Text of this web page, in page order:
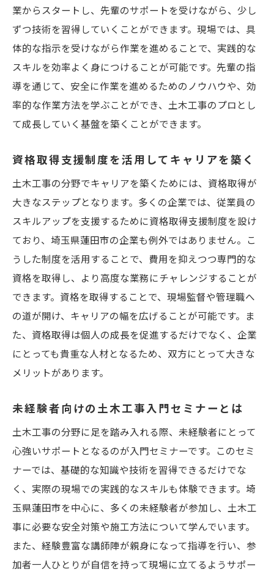
業からスタートし、先輩のサポートを受けながら、少し
ずつ技術を習得していくことができます。現場では、具
体的な指示を受けながら作業を進めることで、実践的な
スキルを効率よく身につけることが可能です。先輩の指
導を通じて、安全に作業を進めるためのノウハウや、効
率的な作業方法を学ぶことができ、土木工事のプロとし
て成長していく基盤を築くことができます。
資格取得支援制度を活用してキャリアを築く
土木工事の分野でキャリアを築くためには、資格取得が
大きなステップとなります。多くの企業では、従業員の
スキルアップを支援するために資格取得支援制度を設け
ており、埼玉県蓮田市の企業も例外ではありません。こ
うした制度を活用することで、費用を抑えつつ専門的な
資格を取得し、より高度な業務にチャレンジすることが
できます。資格を取得することで、現場監督や管理職へ
の道が開け、キャリアの幅を広げることが可能です。ま
た、資格取得は個人の成長を促進するだけでなく、企業
にとっても貴重な人材となるため、双方にとって大きな
メリットがあります。
未経験者向けの土木工事入門セミナーとは
土木工事の分野に足を踏み入れる際、未経験者にとって
心強いサポートとなるのが入門セミナーです。このセミ
ナーでは、基礎的な知識や技術を習得できるだけでな
く、実際の現場での実践的なスキルも体験できます。埼
玉県蓮田市を中心に、多くの未経験者が参加し、土木工
事に必要な安全対策や施工方法について学んでいます。
また、経験豊富な講師陣が親身になって指導を行い、参
加者一人ひとりが自信を持って現場に立てるようサポー